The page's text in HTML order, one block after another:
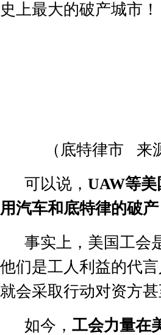
史上最大的破产城市！
（底特律市
来
可以说， UAW等美
用汽车和底特律的破产
事实上，美国工会
他们是工人利益的代
就会采取行动对资方
如今， 工会力量在